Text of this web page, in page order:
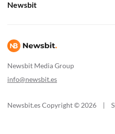
Newsbit Media Group
info@newsbit.es
Newsbit
Newsbit.es Copyright © 2026 |